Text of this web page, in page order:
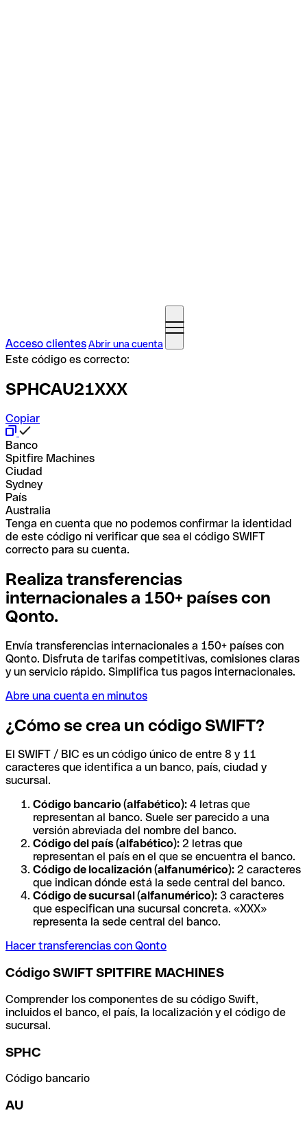
Acceso clientesAbrir una cuenta
Este código es correcto:
SPHCAU21XXX
Copiar
Banco
Spitfire Machines
Ciudad
Sydney
País
Australia
Tenga en cuenta que no podemos confirmar la identidad
de este código ni verificar que sea el código SWIFT
correcto para su cuenta.
Realiza transferencias
internacionales a 150+ países con
Qonto.
Envía transferencias internacionales a 150+ países con
Qonto. Disfruta de tarifas competitivas, comisiones claras
y un servicio rápido. Simplifica tus pagos internacionales.
Abre una cuenta en minutos
¿Cómo se crea un código SWIFT?
El SWIFT / BIC es un código único de entre 8 y 11
caracteres que identifica a un banco, país, ciudad y
sucursal.
Código bancario (alfabético): 4 letras que
representan al banco. Suele ser parecido a una
versión abreviada del nombre del banco.
Código del país (alfabético): 2 letras que
representan el país en el que se encuentra el banco.
Código de localización (alfanumérico): 2 caracteres
que indican dónde está la sede central del banco.
Código de sucursal (alfanumérico): 3 caracteres
que especifican una sucursal concreta. «XXX»
representa la sede central del banco.
Hacer transferencias con Qonto
Código SWIFT SPITFIRE MACHINES
Comprender los componentes de su código Swift,
incluidos el banco, el país, la localización y el código de
sucursal.
SPHC
Código bancario
AU